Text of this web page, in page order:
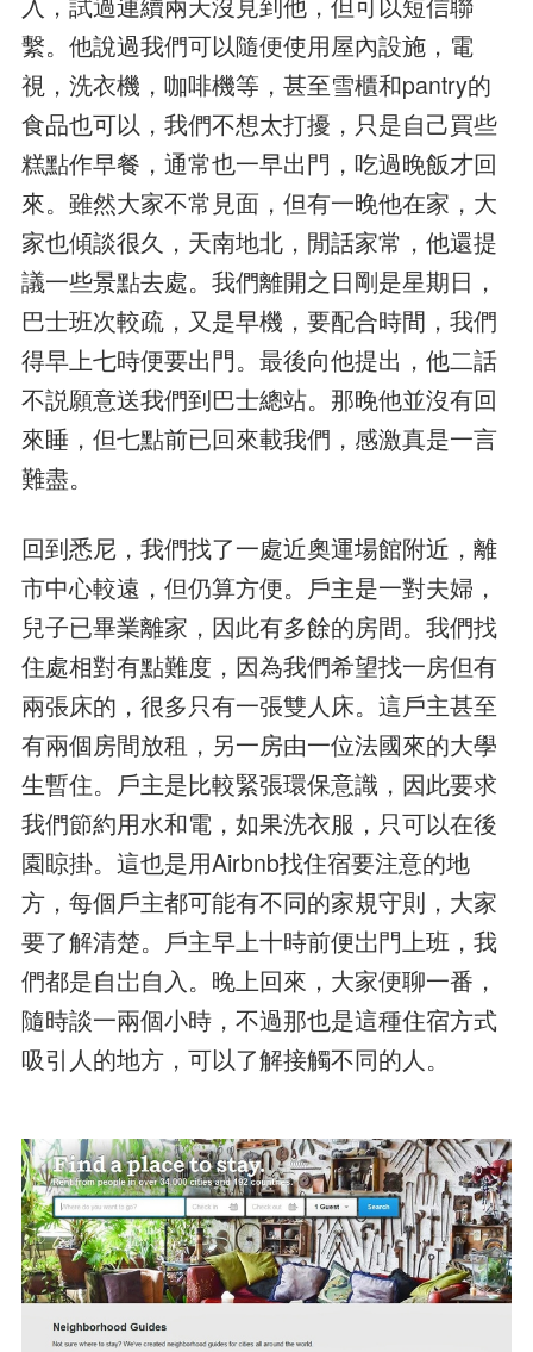
繫。他說過我們可以隨便使用屋內設施，電
視，洗衣機，咖啡機等，甚至雪櫃和pantry的
食品也可以，我們不想太打擾，只是自己買些
糕點作早餐，通常也一早出門，吃過晚飯才回
來。雖然大家不常見面，但有一晚他在家，大
家也傾談很久，天南地北，閒話家常，他還提
議一些景點去處。我們離開之日剛是星期日，
巴士班次較疏，又是早機，要配合時間，我們
得早上七時便要出門。最後向他提出，他二話
不説願意送我們到巴士總站。那晚他並沒有回
來睡，但七點前已回來載我們，感激真是一言
難盡。
回到悉尼，我們找了一處近奧運場館附近，離
市中心較遠，但仍算方便。戶主是一對夫婦，
兒子已畢業離家，因此有多餘的房間。我們找
住處相對有點難度，因為我們希望找一房但有
兩張床的，很多只有一張雙人床。這戶主甚至
有兩個房間放租，另一房由一位法國來的大學
生暫住。戶主是比較緊張環保意識，因此要求
我們節約用水和電，如果洗衣服，只可以在後
園䁁掛。這也是用Airbnb找住宿要注意的地
方，每個戶主都可能有不同的家規守則，大家
要了解清楚。戶主早上十時前便岀門上班，我
們都是自岀自入。晚上回來，大家便聊一番，
隨時談一兩個小時，不過那也是這種住宿方式
吸引人的地方，可以了解接觸不同的人。